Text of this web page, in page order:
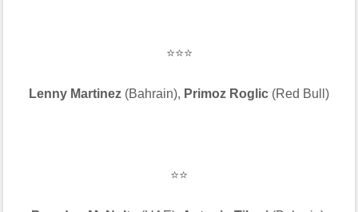
⭐⭐⭐
Lenny Martinez (Bahrain), Primoz Roglic (Red Bull)
⭐⭐